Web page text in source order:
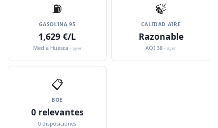
⛽️
GASOLINA 95
1,629 €/L
Media Huesca · ayer
🍃
CALIDAD AIRE
Razonable
AQI 38 · ayer
📋
BOE
0 relevantes
0 disposiciones